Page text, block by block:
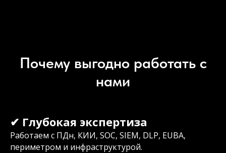
Почему выгодно работать с
нами
✔ Глубокая экспертиза
Работаем с ПДн, КИИ, SOC, SIEM, DLP, EUBA,
периметром и инфраструктурой.